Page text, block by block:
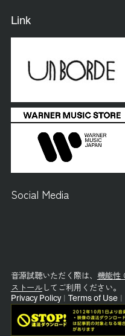
Link
Social Media
音源試聴いただく際は、 機能性
ストールしてご利用ください。
Privacy Policy Terms of Use